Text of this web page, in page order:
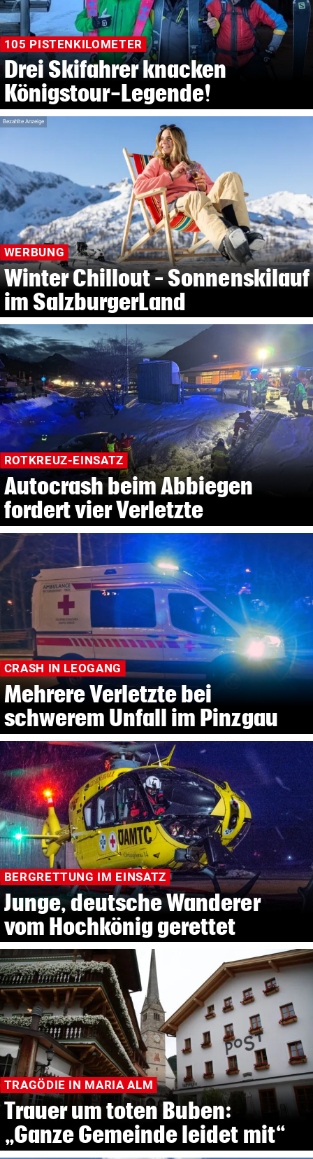
105 PISTENKILOMETER
Drei Skifahrer knacken
Königstour-Legende!
WERBUNG
Winter Chillout – Sonnenskilauf
im SalzburgerLand
Bezahlte Anzeige
ROTKREUZ-EINSATZ
Autocrash beim Abbiegen
fordert vier Verletzte
CRASH IN LEOGANG
Mehrere Verletzte bei
schwerem Unfall im Pinzgau
BERGRETTUNG IM EINSATZ
Junge, deutsche Wanderer
vom Hochkönig gerettet
TRAGÖDIE IN MARIA ALM
Trauer um toten Buben:
„Ganze Gemeinde leidet mit“